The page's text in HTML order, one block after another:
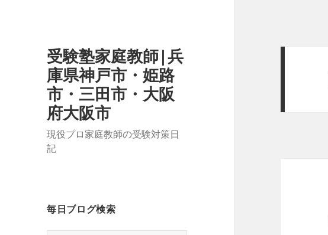
受験塾家庭教師|兵
庫県神戸市・姫路
市・三田市・大阪
府大阪市
現役プロ家庭教師の受験対策日
記
毎日ブログ検索